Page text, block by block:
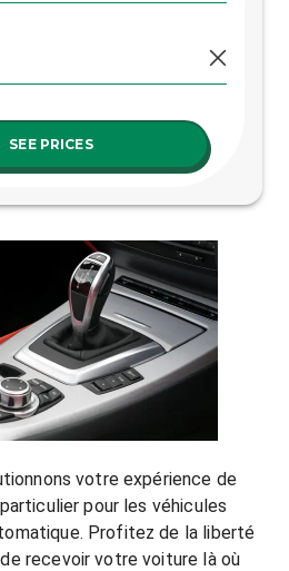
SEE PRICES
votre expérience de
pour les véhicules
Profitez de la liberté
recevoir votre voiture là où